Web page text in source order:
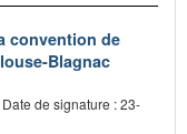
convention de
Blagnac
Date de signature : 23-